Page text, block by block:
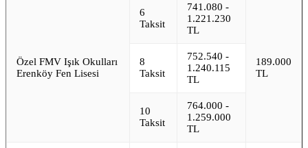
Özel FMV Işık Okulları
Erenköy Fen Lisesi
6
Taksit
741.080 -
1.221.230
TL
189.000
TL
8
Taksit
752.540 -
1.240.115
TL
10
Taksit
764.000 -
1.259.000
TL